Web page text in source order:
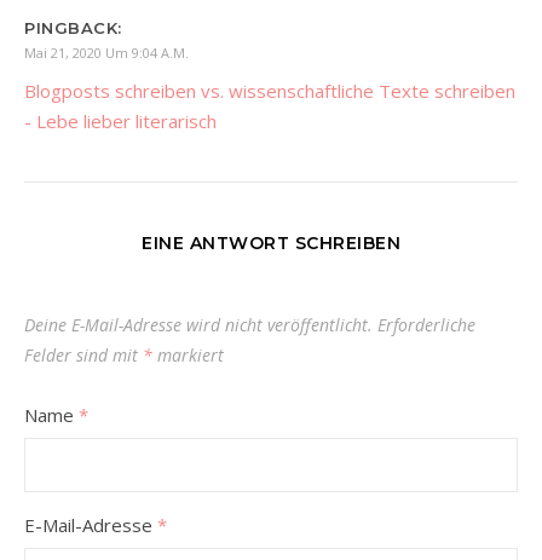
PINGBACK:
Mai 21, 2020 Um 9:04 A.m.
Blogposts schreiben vs. wissenschaftliche Texte schreiben
- Lebe lieber literarisch
EINE ANTWORT SCHREIBEN
Deine E-Mail-Adresse wird nicht veröffentlicht. Erforderliche
Felder sind mit * markiert
Name *
E-Mail-Adresse *